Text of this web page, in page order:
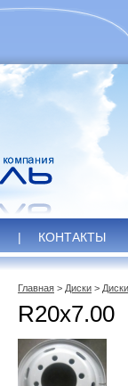
| КОНТАКТЫ
Главная > Диски >
R20x7.00